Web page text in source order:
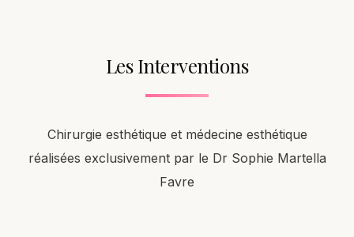
Les Interventions
Chirurgie esthétique et médecine esthétique
réalisées exclusivement par le Dr Sophie Martella
Favre